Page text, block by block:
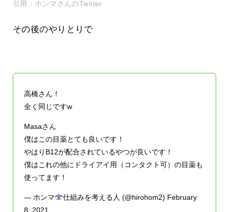
引用：ホンマさんのTwitter
その後のやりとりで
高橋さん！
全く同じですw
Masaさん
僕はこの目薬とても良いです！
やはりB12が配合されているやつが良いです！
僕はこれの他にドライアイ用（コンタクト可）の目薬も
使ってます！
— ホンマ 仕組みを考える人 (@hirohom2) February
8, 2021